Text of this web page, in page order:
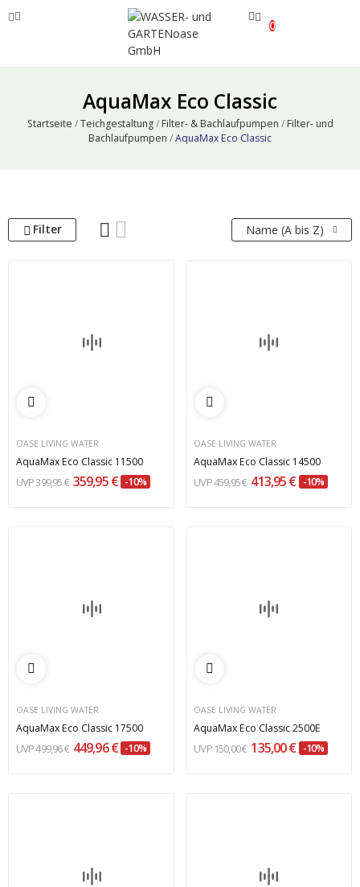
0
AquaMax Eco Classic
Startseite Teichgestaltung Filter- & Bachlaufpumpen
Filter- und
Bachlaufpumpen
AquaMax Eco Classic
Filter Name (A bis Z)
OASE LIVING WATER
AquaMax Eco Classic 11500
399,95 € 359,95 € -10%
OASE LIVING WATER
AquaMax Eco Classic 14500
459,95 € 413,95 € -10%
OASE LIVING WATER
AquaMax Eco Classic 17500
499,96 € 449,96 € -10%
OASE LIVING WATER
AquaMax Eco Classic 2500E
150,00 € 135,00 € -10%